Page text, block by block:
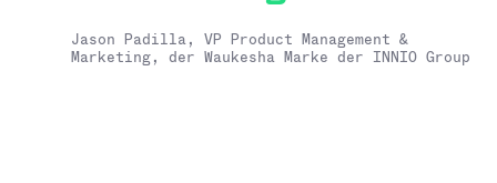
Jason Padilla, VP Product Management &
Marketing, der Waukesha Marke der INNIO Group